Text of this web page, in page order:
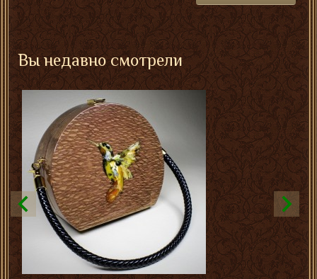
Вы недавно смотрели